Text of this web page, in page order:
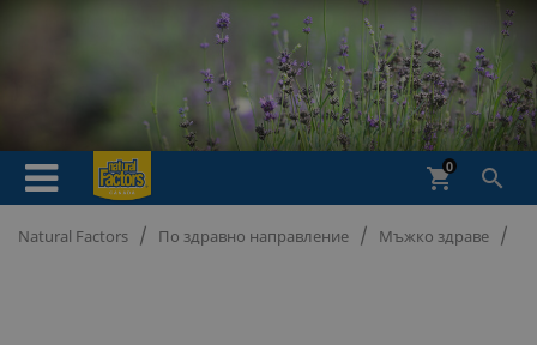

shopping_cart
0
Natural Factors По здравно направление Мъжко здраве